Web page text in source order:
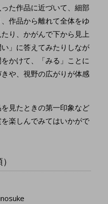
た作品に近づいて、細部
作品から離れて全体をゆ
り、かがんで下から見上
」に答えてみたりしなが
かけて、「みる」ことに
や、視野の広がりが体感
見たときの第一印象など
楽しんでみてはいかがで